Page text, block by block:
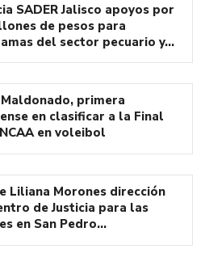
SADER Jalisco apoyos por
de pesos para
del sector pecuario y…
primera
en clasificar a la Final
en voleibol
Liliana Morones dirección
de Justicia para las
en San Pedro…